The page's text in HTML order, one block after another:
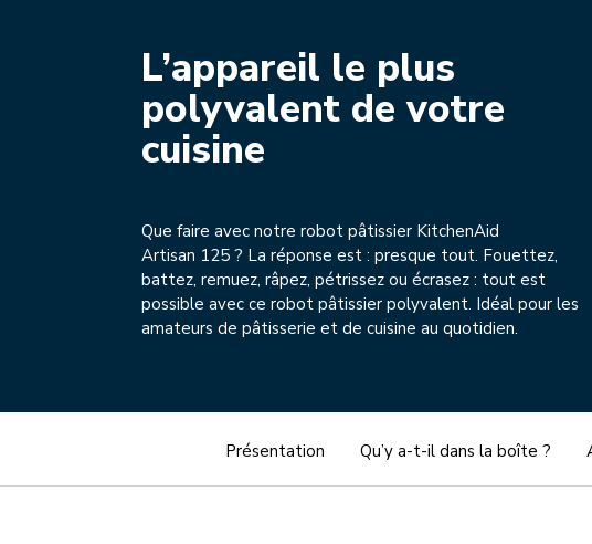
L’appareil le plus
polyvalent de votre
cuisine
Que faire avec notre robot pâtissier KitchenAid
Artisan 125 ? La réponse est : presque tout. Fouettez,
battez, remuez, râpez, pétrissez ou écrasez : tout est
possible avec ce robot pâtissier polyvalent. Idéal pour les
amateurs de pâtisserie et de cuisine au quotidien.
Présentation Qu’y a-t-il dans la boîte ?